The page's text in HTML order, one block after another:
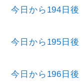
今日から194日後
今日から195日後
今日から196日後